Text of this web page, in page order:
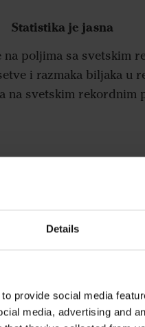
Details
provide social media
media, advertising and
Statistika je jasna
poljima sa svetskim
i razmaka biljaka u
na svetskim rekordnim